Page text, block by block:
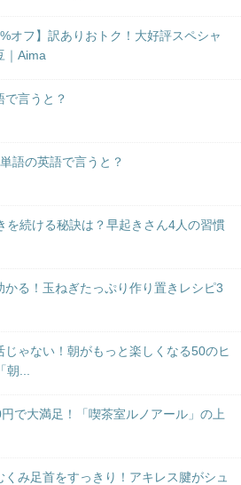
オフ】訳ありおトク！大好評スペシャ
｜Aima
で言うと？
語の英語で言うと？
を続ける秘訣は？早起きさん4人の習慣
かる！玉ねぎたっぷり作り置きレシピ3
じゃない！朝がもっと楽しくなる50のヒ
...
で大満足！「喫茶室ルノアール」の上
くみ足首をすっきり！アキレス腱がシュ